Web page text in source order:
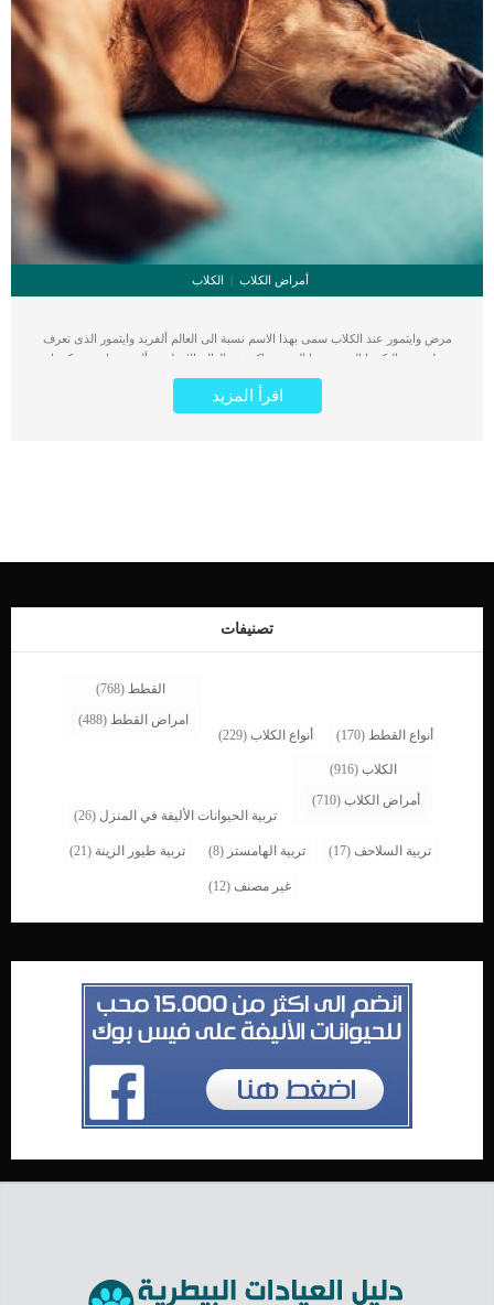
أمراض الكلاب الكلاب
مرض وايتمور عند الكلاب سمى بهذا الاسم نسبة الى العالم ألفريد وايتمور الذى تعرف
على نوع البكتريا التى يسببها المرض. اكتشف العالم الإنجليزي ألفريد وايتمور بكتريا
Burkholderia pseudomallei. اثبتت الابحاث ان هذه البكتيريا تنتشر فى فصول الشتاء
وتنتشر فى الأماكن الباردة اكثر من الدافئه. كما اثبتت ايضا ان فترة حضانة الاصابة بهذه
البكتيريا تستمر لشهور. اقرأ ايضا: أنواع البكتيريا المسببة للأمراض فى الحيوانات الأليفة
الشهيةالتهاب رئويعدوى مجرى الدموجع بطنالضائقة التنفسيةتصلبآلام […]
اقرأ المزيد
تصنيفات
أنواع القطط (170) أنواع الكلاب (229)
القطط (768)
امراض القطط (488)
الكلاب (916)
أمراض الكلاب (710)
تربية الحيوانات الأليفة في المنزل (26)
تربية السلاحف (17) تربية الهامستر (8) تربية طيور الزينة (21)
غير مصنف (12)